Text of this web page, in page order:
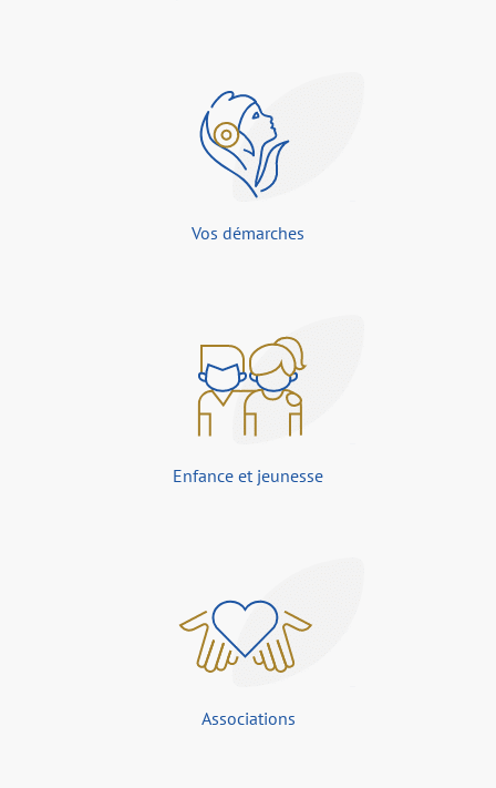
Vos démarches
Enfance et jeunesse
Associations